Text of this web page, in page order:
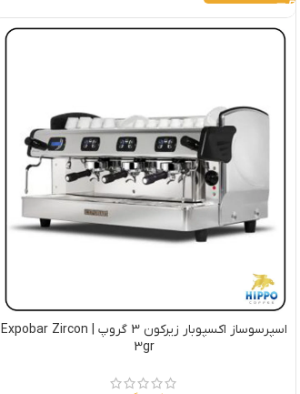
اسپرسوساز اکسپوبار زیرکون 3 گروپ | Expobar Zircon
3gr